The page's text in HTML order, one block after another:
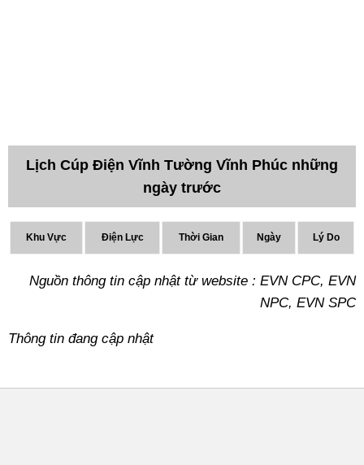
Lịch Cúp Điện Vĩnh Tường Vĩnh Phúc những
ngày trước
Khu Vực Điện Lực Thời Gian Ngày Lý Do
Nguồn thông tin cập nhật từ website : EVN CPC, EVN
NPC, EVN SPC
Thông tin đang cập nhật